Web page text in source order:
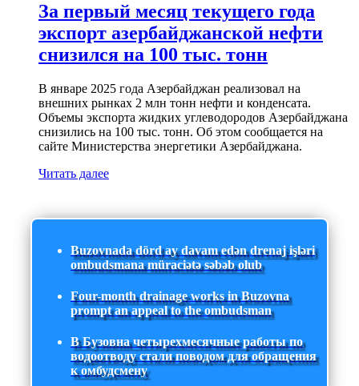
За первый месяц текущего года
экспорт азербайджанской нефти
снизился на 100 тыс. тонн
В январе 2025 года Азербайджан реализовал на
внешних рынках 2 млн тонн нефти и конденсата.
Объемы экспорта жидких углеводородов Азербайджана
снизились на 100 тыс. тонн. Об этом сообщается на
сайте Министерства энергетики Азербайджана.
Читать далее
Buzovnada dörd ay davam edən drenaj işləri
ombudsmana müraciətə səbəb olub
Four-month drainage works in Buzovna
prompt an appeal to the ombudsman
В Бузовна четырехмесячные работы по
водоотводу стали поводом для обращения
к омбудсмену